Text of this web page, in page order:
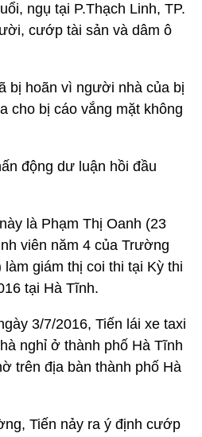
ngụ tại P.Thạch Linh, TP.
cướp tài sản và dâm ô
bị hoãn vì người nhà của bị
cho bị cáo vắng mặt không
động dư luận hồi đầu
là Phạm Thị Oanh (23
viên năm 4 của Trường
giám thị coi thi tại Kỳ thi
tại Hà Tĩnh.
3/7/2016, Tiến lái xe taxi
nghỉ ở thành phố Hà Tĩnh
trên địa bàn thành phố Hà
Tiến nảy ra ý định cướp